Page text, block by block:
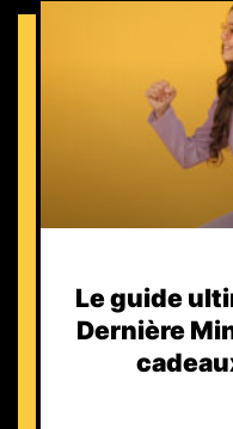
Le guide
Dernière